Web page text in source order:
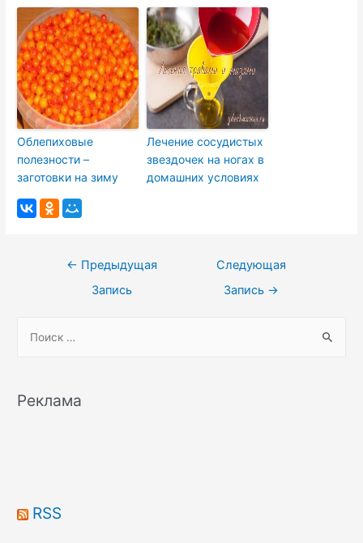
Облепиховые
полезности –
заготовки на зиму
Лечение сосудистых
звездочек на ногах в
домашних условиях
Навигация
← Предыдущая
Запись
Следующая
Запись →
r
:
Реклама
RSS